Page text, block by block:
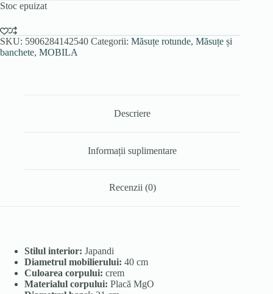
Stoc epuizat
SKU: 5906284142540 Categorii: Măsuțe rotunde, Măsuțe și
banchete, MOBILA
Descriere
Informații suplimentare
Recenzii (0)
Stilul interior: Japandi
Diametrul mobilierului: 40 cm
Culoarea corpului: crem
Materialul corpului: Placă MgO